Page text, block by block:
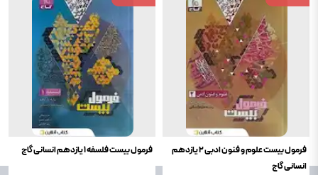
فرمول بیست علوم و فنون ادبی 2 یازدهم
انسانی گاج
فرمول بیست فلسفه 1 یازدهم انسانی گاج